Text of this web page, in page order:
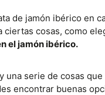
de jamón ibérico en
cosas, como
el jamón ibérico.
una serie de cosas
encontrar buenas